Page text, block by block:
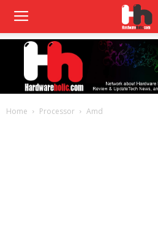
Home Processor Amd